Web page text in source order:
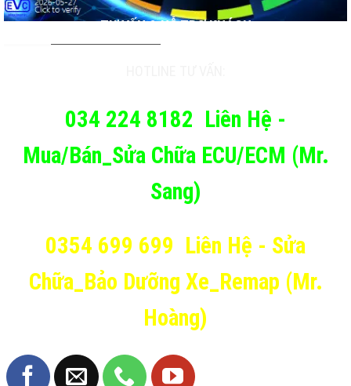
TƯ VẤN & HỖ TRỢ KHÁCH
034 224 8182 Liên Hệ -
Mua/Bán_Sửa Chữa ECU/ECM (Mr.
Sang)
0354 699 699 Liên Hệ - Sửa
Chữa_Bảo Dưỡng Xe_Remap (Mr.
Hoàng)